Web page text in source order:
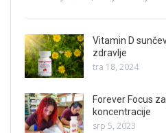
Vitamin D
zdravlje
tra 18, 2024
Forever Focus
koncentracije
srp 5, 2023